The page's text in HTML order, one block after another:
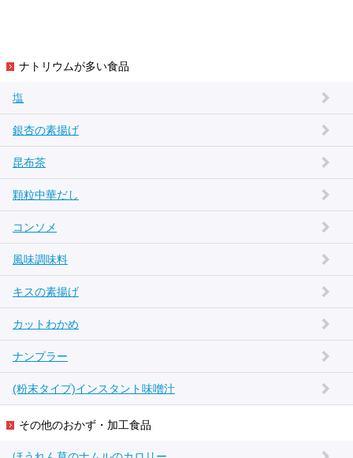
ナトリウムが多い食品
塩
銀杏の素揚げ
昆布茶
顆粒中華だし
コンソメ
風味調味料
キスの素揚げ
カットわかめ
ナンプラー
(粉末タイプ)インスタント味噌汁
その他のおかず・加工食品